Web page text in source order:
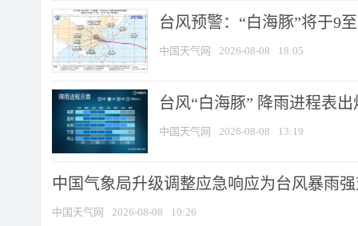
台风预警：“白海豚”将于9
中国天气网 2026-08-08 18:05
台风“白海豚” 降雨进程表
中国天气网 2026-08-08 13:19
中国气象局升级调整应急响应为台风暴雨
中国天气网 2026-08-08 10:26